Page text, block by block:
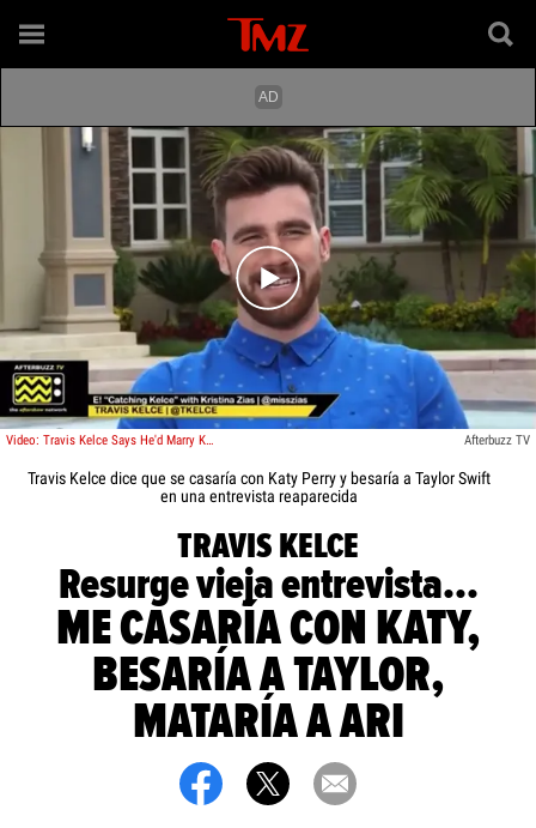
Play video content
Video: Travis Kelce Says He'd Marry Katy Perry, Kiss Taylor Swift In Resurfaced Interview Afterbuzz TV
Travis Kelce dice que se casaría con Katy Perry y besaría a Taylor Swift
en una entrevista reaparecida
TRAVIS KELCE
Resurge vieja entrevista...
ME CASARÍA CON KATY,
BESARÍA A TAYLOR,
MATARÍA A ARI